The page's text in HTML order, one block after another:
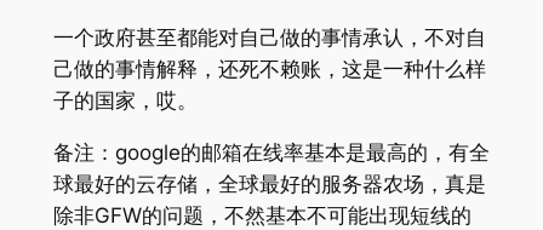
一个政府甚至都能对自己做的事情承认，不对自
己做的事情解释，还死不赖账，这是一种什么样
子的国家，哎。
备注：google的邮箱在线率基本是最高的，有全
球最好的云存储，全球最好的服务器农场，真是
除非GFW的问题，不然基本不可能出现短线的